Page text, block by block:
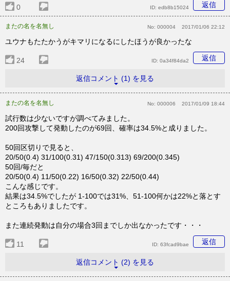
0 返信
ID: edb8b15024
またの名を名無し No: 000004 2017/01/06 22:12
ユウナもたたかうがキマリになるにしたほうが良かったな
24 返信
ID: 0a34f84da2
返信コメント (1) を見る
またの名を名無し No: 000006 2017/01/09 18:44
試行数は少ないですが調べてみました。
200回攻撃して発動したのが69回、確率は34.5%と成りました。
50回区切りで見ると、
20/50(0.4) 31/100(0.31) 47/150(0.313) 69/200(0.345)
50回/毎だと
20/50(0.4) 11/50(0.22) 16/50(0.32) 22/50(0.44)
こんな感じです。
結果は34.5%でしたが 1-100では31%、51-100何かは22%と落とす
ところもありましたです。
また連続発動は自分の場合3回までしか出なかったです・・・
11 返信
ID: 63fcad9bae
返信コメント (2) を見る